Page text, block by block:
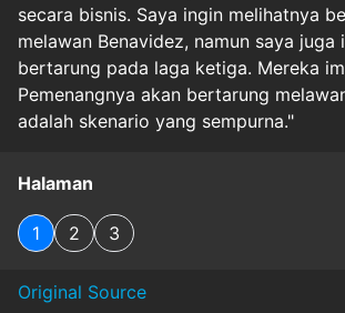
secara bisnis. Saya ingin melihatnya
melawan Benavidez, namun saya juga
bertarung pada laga ketiga. Mereka
Pemenangnya akan bertarung
adalah skenario yang sempurna."
Halaman
1 2 3
Original Source